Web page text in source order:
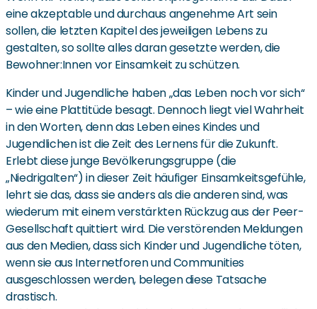
eine akzeptable und durchaus angenehme Art sein
sollen, die letzten Kapitel des jeweiligen Lebens zu
gestalten, so sollte alles daran gesetzte werden, die
Bewohner:Innen vor Einsamkeit zu schützen.
Kinder und Jugendliche haben „das Leben noch vor sich“
– wie eine Plattitüde besagt. Dennoch liegt viel Wahrheit
in den Worten, denn das Leben eines Kindes und
Jugendlichen ist die Zeit des Lernens für die Zukunft.
Erlebt diese junge Bevölkerungsgruppe (die
„Niedrigalten“) in dieser Zeit häufiger Einsamkeitsgefühle,
lehrt sie das, dass sie anders als die anderen sind, was
wiederum mit einem verstärkten Rückzug aus der Peer-
Gesellschaft quittiert wird. Die verstörenden Meldungen
aus den Medien, dass sich Kinder und Jugendliche töten,
wenn sie aus Internetforen und Communities
ausgeschlossen werden, belegen diese Tatsache
drastisch.